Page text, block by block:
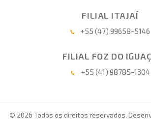
FILIAL ITAJAÍ
+55 (47) 99658-5146
FILIAL FOZ DO
+55 (41) 98785-1304
© 2026 Todos os direitos reservados.